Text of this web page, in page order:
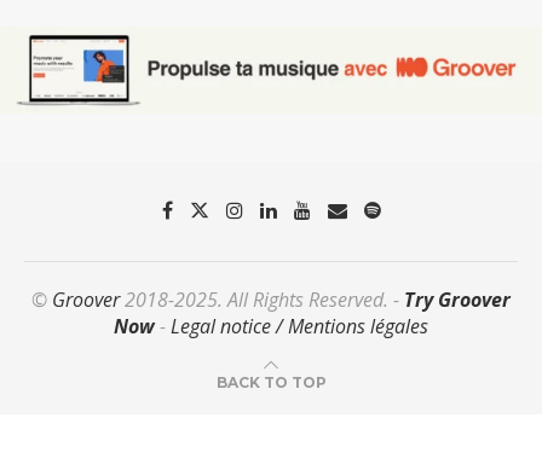
© Groover2018-2025. All Rights Reserved. - Try Groover
Now-Legal notice / Mentions légales
BACK TO TOP